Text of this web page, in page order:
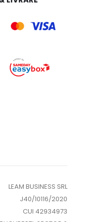
LEAM BUSINESS SRL
J40/10116/2020
CUI 42934973